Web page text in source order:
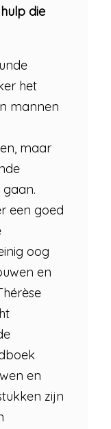
die
het
mannen
maar
een goed
oog
en
en
zijn